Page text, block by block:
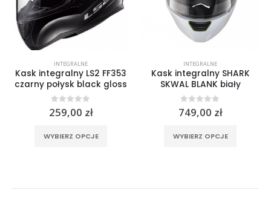
INTEGRALNE
Kask integralny LS2 FF353
czarny połysk black gloss
0out of 5
259,00 zł
WYBIERZ OPCJE
INTEGRALNE
Kask integralny SHARK
SKWAL BLANK biały
0 out of 5
749,00 zł
WYBIERZ OPCJE